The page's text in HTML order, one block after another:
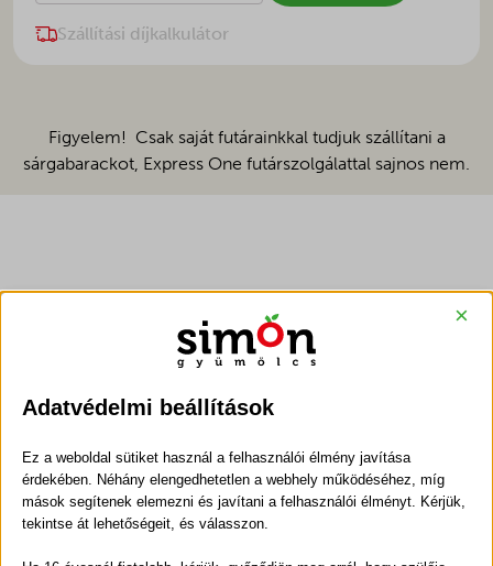
Szállítási díjkalkulátor
Figyelem! Csak saját futárainkkal tudjuk szállítani a
sárgabarackot, Express One futárszolgálattal sajnos nem.
szállítjuk, hiszen csak így tudjuk biztosítani, hogy a
meg Önhöz. A sárgabarack köztudottan utóérő
gyümölcs, így néhány nap szobahőmérsékleten tárolva
természetes módon tovább érik, egyre puhábbá és
Adatvédelmi beállítások
×
Ez a weboldal sütiket használ a felhasználói élmény javítása
érdekében. Néhány elengedhetetlen a webhely működéséhez, míg
mások segítenek elemezni és javítani a felhasználói élményt. Kérjük,
tekintse át lehetőségeit, és válasszon.